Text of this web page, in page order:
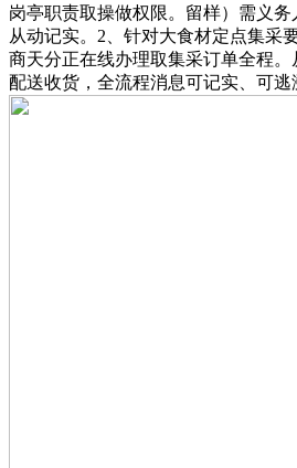
岗亭职责取操做权限。留样）需义
从动记实。2、针对大食材定点集采
商天分正在线办理取集采订单全程。
配送收货，全流程消息可记实、可逃